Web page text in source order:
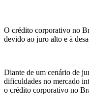
O crédito corporativo no
devido ao juro alto e à
Diante de um cenário de
dificuldades no mercado
o crédito corporativo no